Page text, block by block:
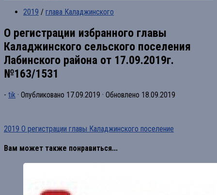
2019 / глава Каладжинского
О регистрации избранного главы
Каладжинского сельского поселения
Лабинского района от 17.09.2019г.
№163/1531
- tik · Опубликовано 17.09.2019 · Обновлено 18.09.2019
2019 О регистрации главы Каладжинского поселение
Вам может также понравиться...